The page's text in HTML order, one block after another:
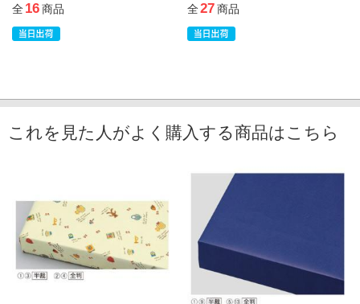
全16商品
全27商品
これを見た人がよく購入する商品はこちら